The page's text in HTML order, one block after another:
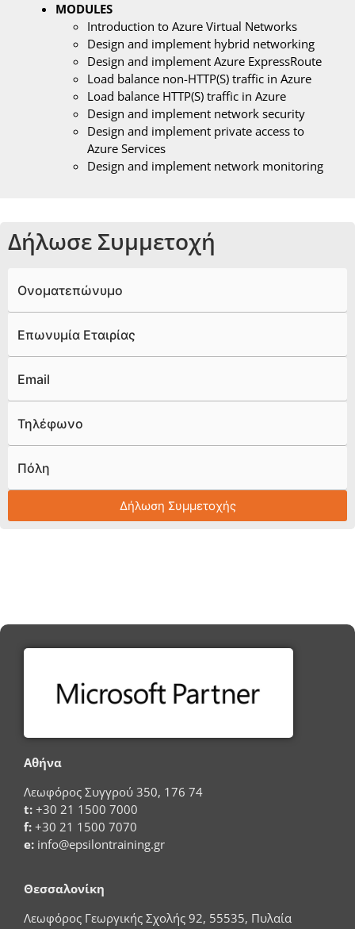
MODULES
Introduction to Azure Virtual Networks
Design and implement hybrid networking
Design and implement Azure ExpressRoute
Load balance non-HTTP(S) traffic in Azure
Load balance HTTP(S) traffic in Azure
Design and implement network security
Design and implement private access to
Azure Services
Design and implement network monitoring
Δήλωσε Συμμετοχή
Ονοματεπώνυμο
Επωνυμία Εταιρίας
Email
Τηλέφωνο
Πόλη
Δήλωση Συμμετοχής
Αθήνα
Λεωφόρος Συγγρού 350, 176 74
t: +30 21 1500 7000
f: +30 21 1500 7070
e: info@epsilontraining.gr
Θεσσαλονίκη
Λεωφόρος Γεωργικής Σχολής 92, 55535, Πυλαία